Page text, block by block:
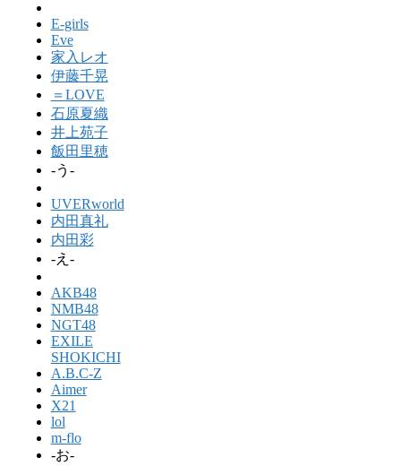
E-girls
Eve
家入レオ
伊藤千晃
＝LOVE
石原夏織
井上苑子
飯田里穂
-う-
UVERworld
内田真礼
内田彩
-え-
AKB48
NMB48
NGT48
EXILE
SHOKICHI
A.B.C-Z
Aimer
X21
lol
m-flo
-お-